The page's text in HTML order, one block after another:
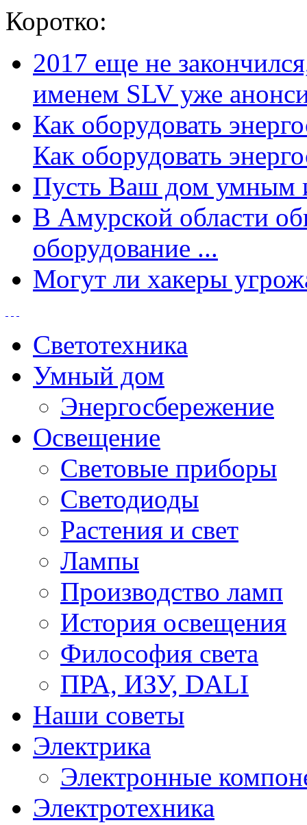
Коротко:
2017 еще не
именем SLV уже
Как оборудовать
Как оборудовать
Пусть Ваш дом умным
В Амурской области
оборудование ...
Могут ли хакеры
Светотехника
Умный дом
Энергосбережение
Освещение
Световые приборы
Светодиоды
Растения и свет
Лампы
Производство ламп
История освещения
Философия света
ПРА, ИЗУ, DALI
Наши советы
Электрика
Электронные
Электротехника